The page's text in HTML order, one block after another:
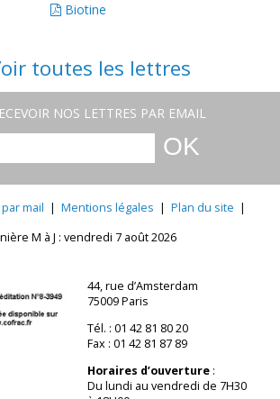
Biotine
toutes les lettres
NOS LETTRES PAR EMAIL
mail | Mentions légales | Plan du site |
M à J : vendredi 7 août 2026
44, rue d’Amsterdam
75009 Paris
Tél. : 01 42 81 80 20
Fax : 01 42 81 87 89
Horaires d’ouverture:
Du lundi au vendredi de 7H30